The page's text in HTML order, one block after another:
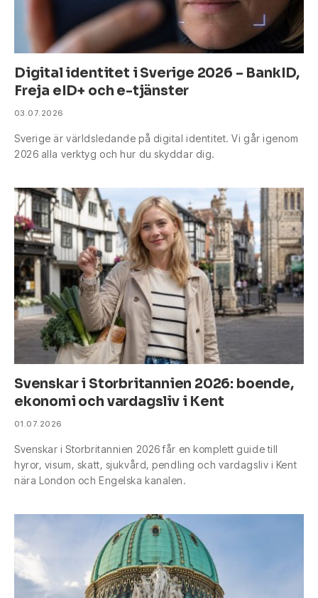
Digital identitet i Sverige 2026 – BankID,
Freja eID+ och e-tjänster
03.07.2026
Sverige är världsledande på digital identitet. Vi går igenom
2026 alla verktyg och hur du skyddar dig.
Svenskar i Storbritannien 2026: boende,
ekonomi och vardagsliv i Kent
01.07.2026
Svenskar i Storbritannien 2026 får en komplett guide till
hyror, visum, skatt, sjukvård, pendling och vardagsliv i Kent
nära London och Engelska kanalen.